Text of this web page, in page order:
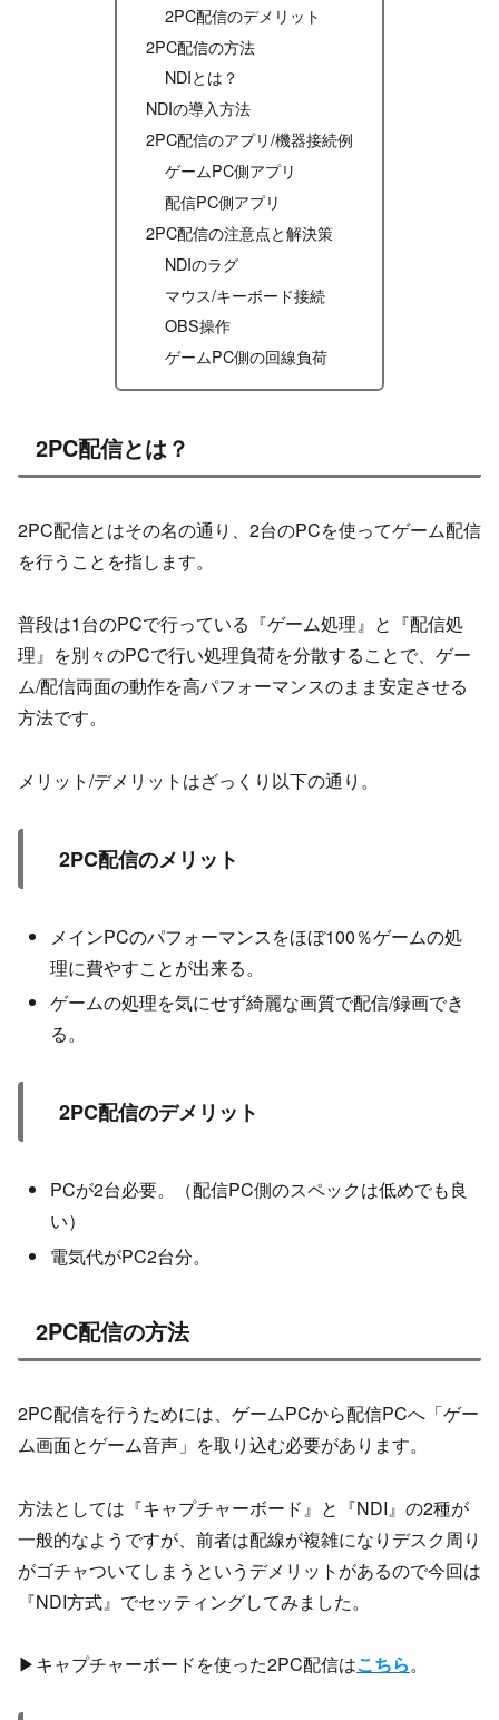
2PC配信のデメリット
2PC配信の方法
NDIとは？
NDIの導入方法
2PC配信のアプリ/機器接続例
ゲームPC側アプリ
配信PC側アプリ
2PC配信の注意点と解決策
NDIのラグ
マウス/キーボード接続
OBS操作
ゲームPC側の回線負荷
2PC配信とは？
2PC配信とはその名の通り、2台のPCを使ってゲーム配信
を行うことを指します。
普段は1台のPCで行っている『ゲーム処理』と『配信処
理』を別々のPCで行い処理負荷を分散することで、ゲー
ム/配信両面の動作を高パフォーマンスのまま安定させる
方法です。
メリット/デメリットはざっくり以下の通り。
2PC配信のメリット
メインPCのパフォーマンスをほぼ100％ゲームの処
理に費やすことが出来る。
ゲームの処理を気にせず綺麗な画質で配信/録画でき
る。
2PC配信のデメリット
PCが2台必要。（配信PC側のスペックは低めでも良
い）
電気代がPC2台分。
2PC配信の方法
2PC配信を行うためには、ゲームPCから配信PCへ「ゲー
ム画面とゲーム音声」を取り込む必要があります。
方法としては『キャプチャーボード』と『NDI』の2種が
一般的なようですが、前者は配線が複雑になりデスク周り
がゴチャついてしまうというデメリットがあるので今回は
『NDI方式』でセッティングしてみました。
▶キャプチャーボードを使った2PC配信はこちら。